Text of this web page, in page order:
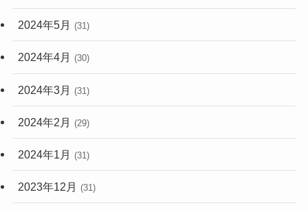
2024年5月 (31)
2024年4月 (30)
2024年3月 (31)
2024年2月 (29)
2024年1月 (31)
2023年12月 (31)